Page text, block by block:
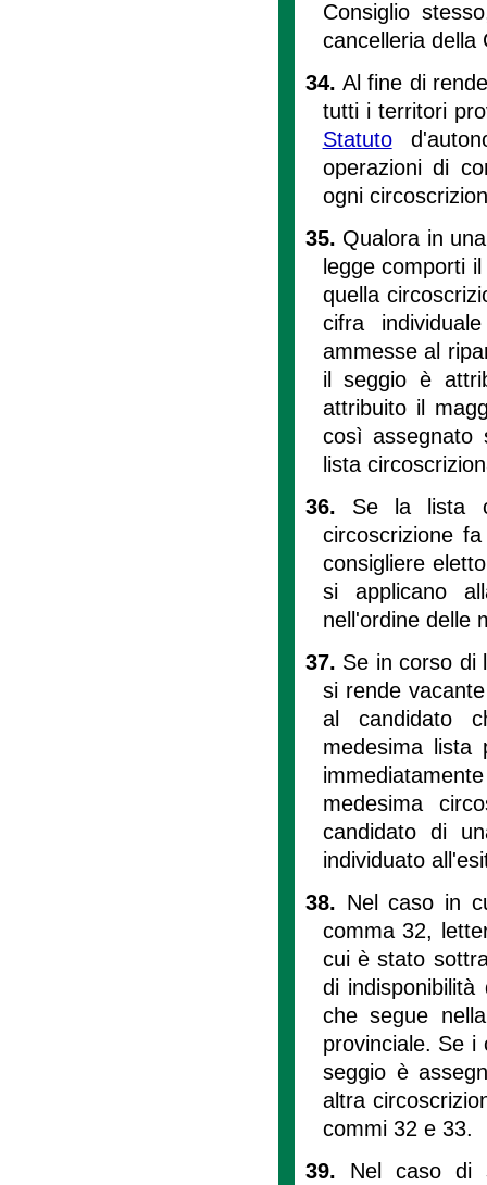
Consiglio
cancelleria della
34.Al fine di
tutti i territori
Statuto
operazioni di
ogni
35. Qualora in
legge comporti
quella
cifra
ammesse al
il seggio è
attribuito il
così assegnato
lista
36. Se la lista
circoscrizione
consigliere
si applicano
nell'ordine delle
37. Se in corso di
si rende
al candidato
medesima lista
medesima
candidato di
individuato
38. Nel caso in
comma 32,
cui è stato
di
che segue
provinciale. Se i
seggio è
altra
commi 32 e 33.
39. Nel caso di